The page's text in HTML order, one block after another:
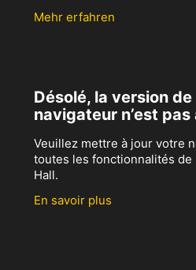
Mehr erfahren
Désolé, la version
navigateur n’est pas
Veuillez mettre à jour votre
toutes les fonctionnalités
Hall.
En savoir plus